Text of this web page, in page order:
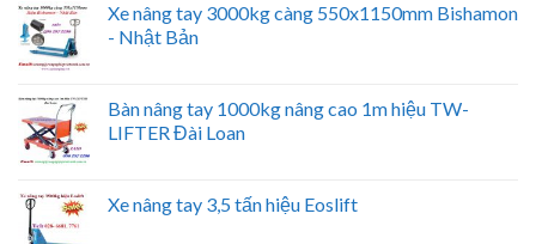
Xe nâng tay 3000kg càng 550x1150mm Bishamon
- Nhật Bản
Bàn nâng tay 1000kg nâng cao 1m hiệu TW-
LIFTER Đài Loan
Xe nâng tay 3,5 tấn hiệu Eoslift